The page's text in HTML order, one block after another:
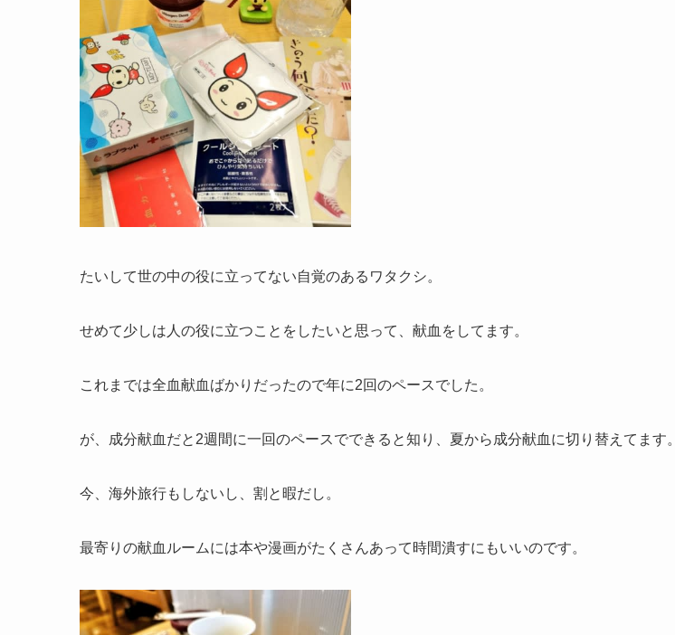
たいして世の中の役に立ってない自覚のあるワタクシ。
せめて少しは人の役に立つことをしたいと思って、献血をしてます。
これまでは全血献血ばかりだったので年に2回のペースでした。
が、成分献血だと2週間に一回のペースでできると知り、夏から成分献血に切り替えてます。
今、海外旅行もしないし、割と暇だし。
最寄りの献血ルームには本や漫画がたくさんあって時間潰すにもいいのです。